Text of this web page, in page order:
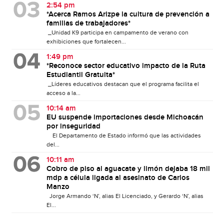
2:54 pm
*Acerca Ramos Arizpe la cultura de prevención a
familias de trabajadores*
_Unidad K9 participa en campamento de verano con
exhibiciones que fortalecen...
1:49 pm
*Reconoce sector educativo impacto de la Ruta
Estudiantil Gratuita*
_Líderes educativos destacan que el programa facilita el
acceso a la...
10:14 am
EU suspende importaciones desde Michoacán
por inseguridad
El Departamento de Estado informó que las actividades
del...
10:11 am
Cobro de piso al aguacate y limón dejaba 18 mil
mdp a célula ligada al asesinato de Carlos
Manzo
Jorge Armando ‘N’, alias El Licenciado, y Gerardo ‘N’, alias
El...